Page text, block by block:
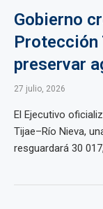
Gobierno
Protección
preservar
27 julio, 2026
El Ejecutivo
Tijae–Río Nieva,
resguardará 30